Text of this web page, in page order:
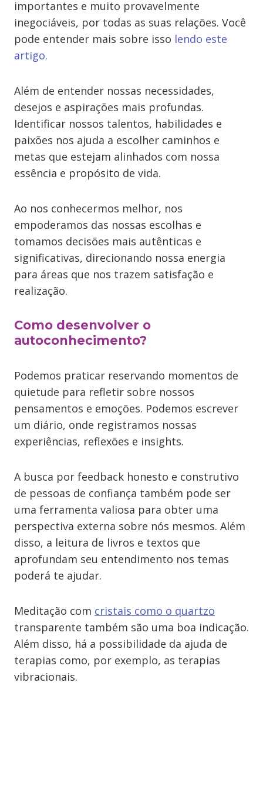
importantes e muito provavelmente
inegociáveis, por todas as suas relações. Você
pode entender mais sobre isso lendo este
artigo.
Além de entender nossas necessidades,
desejos e aspirações mais profundas.
Identificar nossos talentos, habilidades e
paixões nos ajuda a escolher caminhos e
metas que estejam alinhados com nossa
essência e propósito de vida.
Ao nos conhecermos melhor, nos
empoderamos das nossas escolhas e
tomamos decisões mais autênticas e
significativas, direcionando nossa energia
para áreas que nos trazem satisfação e
realização.
Como desenvolver o
autoconhecimento?
Podemos praticar reservando momentos de
quietude para refletir sobre nossos
pensamentos e emoções. Podemos escrever
um diário, onde registramos nossas
experiências, reflexões e insights.
A busca por feedback honesto e construtivo
de pessoas de confiança também pode ser
uma ferramenta valiosa para obter uma
perspectiva externa sobre nós mesmos. Além
disso, a leitura de livros e textos que
aprofundam seu entendimento nos temas
poderá te ajudar.
Meditação com cristais como o quartzo
transparente também são uma boa indicação.
Além disso, há a possibilidade da ajuda de
terapias como, por exemplo, as terapias
vibracionais.